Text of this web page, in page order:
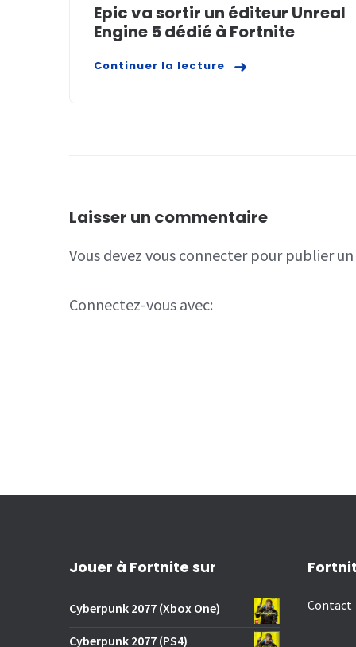
Epic va sortir un éditeur Unreal
Engine 5 dédié à Fortnite
Continuer la lecture
Laisser un commentaire
Vous devez vous connecterpour publier
Connectez-vous avec:
Jouer à Fortnite sur
Cyberpunk 2077 (Xbox One)
Cyberpunk 2077 (PS4)
Contact